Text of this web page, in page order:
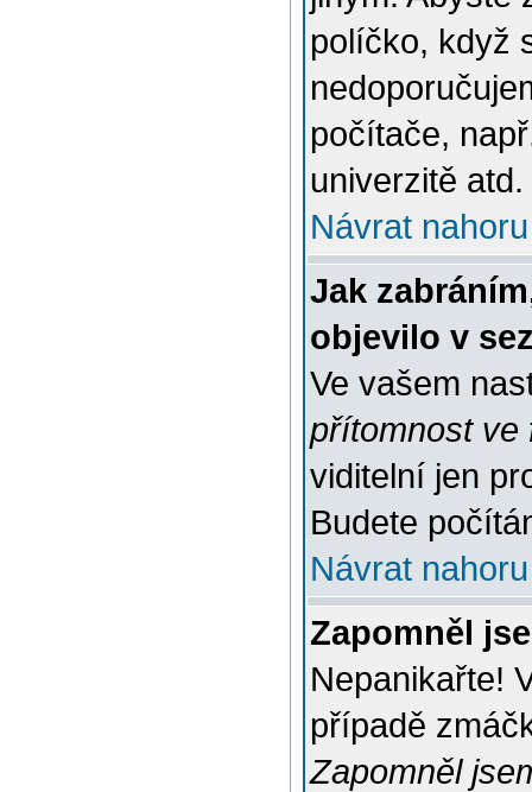
políčko, když
počítače,
univerzitě atd.
Návrat nahoru
Jak
objevilo v
Ve vašem
přítomnost ve
viditelní jen
Budete
Návrat nahoru
Zapomněl
Nepanikařte!
případě
Zapomněl